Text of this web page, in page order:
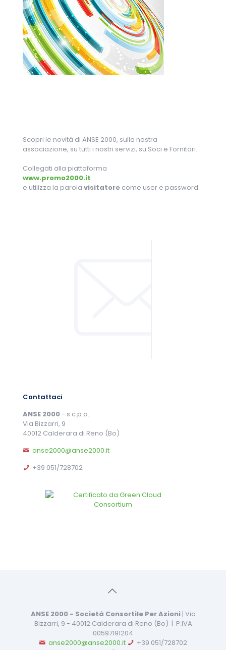
Scopri le novità di ANSE 2000, sulla nostra
associazione, su tutti i nostri servizi, su Soci e Fornitori.
Collegati alla piattaforma
www.promo2000.it
e utilizza la parola visitatore come user e password.
Contattaci
ANSE 2000- s.c.p.a.
Via Bizzarri, 9
40012 Calderara di Reno (Bo)
anse2000@anse2000.it
+39 051/728702
ANSE 2000 - Società Consortile Per Azioni| Via
Bizzarri, 9 - 40012 Calderara di Reno (Bo) | P.IVA
00597191204
anse2000@anse2000.it
+39 051/728702